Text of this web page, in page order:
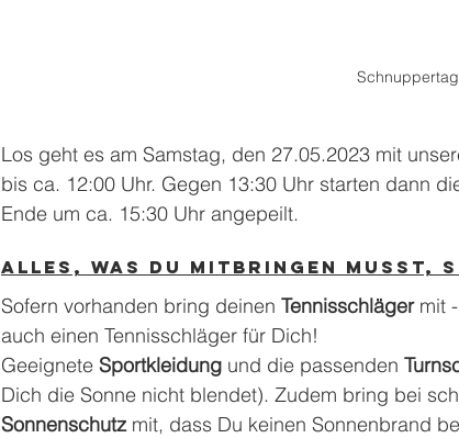
Schnuppertag
Los geht es am Samstag, den 27.05.2023 mit
bis ca. 12:00 Uhr. Gegen 13:30 Uhr starten dann
Ende um ca. 15:30 Uhr angepeilt.
Alles, was Du mitbringen musst,
Sofern vorhanden bring deinen Tennisschläger mit
auch einen Tennisschläger für Dich!
Geeignete Sportkleidung und die passenden
Dich die Sonne nicht blendet). Zudem bring bei
Sonnenschutz mit, dass Du keinen Sonnenbrand